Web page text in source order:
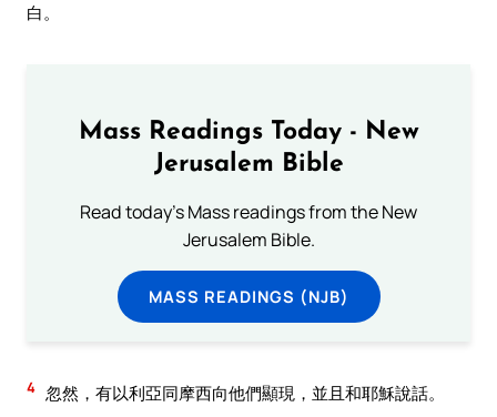
白。
Mass Readings Today - New
Jerusalem Bible
Read today's Mass readings from the New
Jerusalem Bible.
MASS READINGS (NJB)
4 忽然，有以利亞同摩西向他們顯現，並且和耶穌說話。